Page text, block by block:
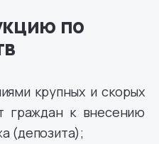
по
крупных и скорых
граждан к внесению
(депозита);